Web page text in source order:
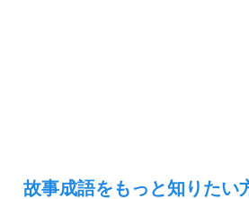
故事成語をもっと知りたい